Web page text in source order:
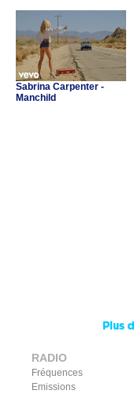
Sabrina Carpenter -
Manchild
RADIO
Fréquences
Emissions